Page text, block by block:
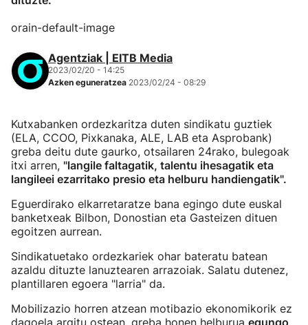
orain-default-image
Agentziak | EITB Media
2023/02/20 - 14:25
Azken eguneratzea 2023/02/24 - 08:29
Kutxabanken ordezkaritza duten sindikatu guztiek
(ELA, CCOO, Pixkanaka, ALE, LAB eta Asprobank)
greba deitu dute gaurko, otsailaren 24rako, bulegoak
itxi arren, "langile faltagatik, talentu ihesagatik eta
langileei ezarritako presio eta helburu handiengatik".
Eguerdirako elkarretaratze bana egingo dute euskal
banketxeak Bilbon, Donostian eta Gasteizen dituen
egoitzen aurrean.
Sindikatuetako ordezkariek ohar bateratu batean
azaldu dituzte lanuztearen arrazoiak. Salatu dutenez,
plantillaren egoera "larria" da.
Mobilizazio horren atzean motibazio ekonomikorik ez
dagoela argitu ostean, greba honen helburua egungo